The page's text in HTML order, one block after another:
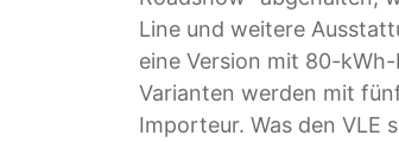
Line und weitere
eine Version mit 80-
Varianten werden mit
Importeur. Was den VLE